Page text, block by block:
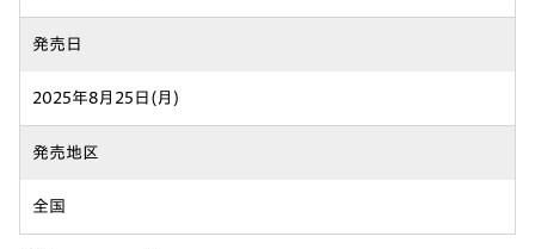
発売日
2025年8月25日(月)
発売地区
全国